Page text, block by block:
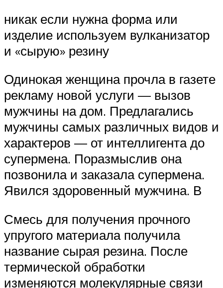
никак если нужна форма или
изделие используем вулканизатор
и «сырую» резину
Одинокая женщина прочла в газете
рекламу новой услуги — вызов
мужчины на дом. Предлагались
мужчины самых различных видов и
характеров — от интеллигента до
супермена. Поразмыслив она
позвонила и заказала супермена.
Явился здоровенный мужчина. В
Смесь для получения прочного
упругого материала получила
название сырая резина. После
термической обработки
изменяются молекулярные связи